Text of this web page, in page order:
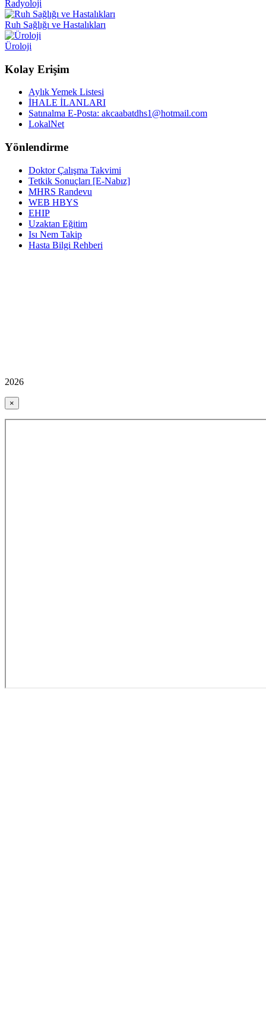
Radyoloji
Ruh Sağlığı ve Hastalıkları
Üroloji
Kolay Erişim
Aylık Yemek Listesi
İHALE İLANLARI
Satınalma E-Posta: akcaabatdhs1@hotmail.com
LokalNet
Yönlendirme
Doktor Çalışma Takvimi
Tetkik Sonuçları [E-Nabız]
MHRS Randevu
WEB HBYS
EHIP
Uzaktan Eğitim
Isı Nem Takip
Hasta Bilgi Rehberi
2026
×